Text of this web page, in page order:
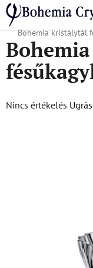
Ugrás
fő
tartalomhoz
Kezdőlap
/ Népszerű
Bohemia kristálytál
A
Nincs értékelés